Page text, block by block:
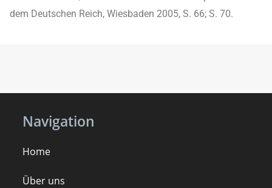
dem Deutschen Reich, Wiesbaden 2005, S. 66; S. 70.
Navigation
Home
Über uns